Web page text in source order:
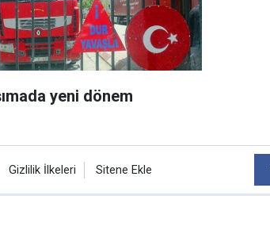
yeni dönem
Gizlilik İlkeleri Sitene Ekle